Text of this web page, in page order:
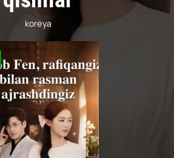
koreya